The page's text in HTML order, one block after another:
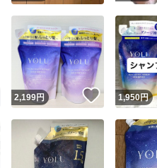
いいね！
2,199円 いいね！
1,950円